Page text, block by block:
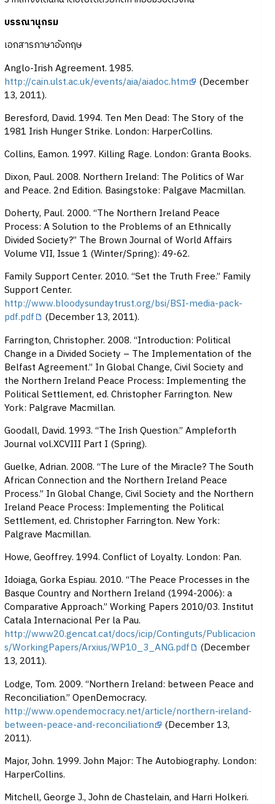
บรรณานุกรม
เอกสารภาษาอังกฤษ
Anglo-Irish Agreement. 1985.
http://cain.ulst.ac.uk/events/aia/aiadoc.htm
(December
13, 2011).
Beresford, David. 1994. Ten Men Dead: The Story of the
1981 Irish Hunger Strike. London: HarperCollins.
Collins, Eamon. 1997. Killing Rage. London: Granta Books.
Dixon, Paul. 2008. Northern Ireland: The Politics of War
and Peace. 2nd Edition. Basingstoke: Palgave Macmillan.
Doherty, Paul. 2000. “The Northern Ireland Peace
Process: A Solution to the Problems of an Ethnically
Divided Society?” The Brown Journal of World Affairs
Volume VII, Issue 1 (Winter/Spring): 49-62.
Family Support Center. 2010. “Set the Truth Free.” Family
Support Center.
http://www.bloodysundaytrust.org/bsi/BSI-media-pack-
pdf.pdf
(December 13, 2011).
Farrington, Christopher. 2008. “Introduction: Political
Change in a Divided Society – The Implementation of the
Belfast Agreement.” In Global Change, Civil Society and
the Northern Ireland Peace Process: Implementing the
Political Settlement, ed. Christopher Farrington. New
York: Palgrave Macmillan.
Goodall, David. 1993. “The Irish Question.” Ampleforth
Journal vol.XCVIII Part I (Spring).
Guelke, Adrian. 2008. “The Lure of the Miracle? The South
African Connection and the Northern Ireland Peace
Process.” In Global Change, Civil Society and the Northern
Ireland Peace Process: Implementing the Political
Settlement, ed. Christopher Farrington. New York:
Palgrave Macmillan.
Howe, Geoffrey. 1994. Conflict of Loyalty. London: Pan.
Idoiaga, Gorka Espiau. 2010. “The Peace Processes in the
Basque Country and Northern Ireland (1994-2006): a
Comparative Approach.” Working Papers 2010/03. Institut
Catala Internacional Per la Pau.
http://www20.gencat.cat/docs/icip/Continguts/Publicacion
s/WorkingPapers/Arxius/WP10_3_ANG.pdf
(December
13, 2011).
Lodge, Tom. 2009. “Northern Ireland: between Peace and
Reconciliation.” OpenDemocracy.
http://www.opendemocracy.net/article/northern-ireland-
between-peace-and-reconciliation
(December 13,
2011).
Major, John. 1999. John Major: The Autobiography. London:
HarperCollins.
Mitchell, George J., John de Chastelain, and Harri Holkeri.